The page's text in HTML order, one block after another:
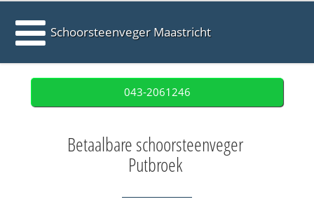
Schoorsteenveger Maastricht
043-2061246
Betaalbare schoorsteenveger
Putbroek